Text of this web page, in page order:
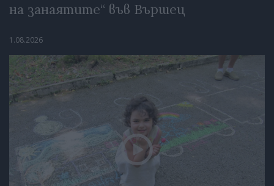
на занаятите“ във Вършец
1.08.2026